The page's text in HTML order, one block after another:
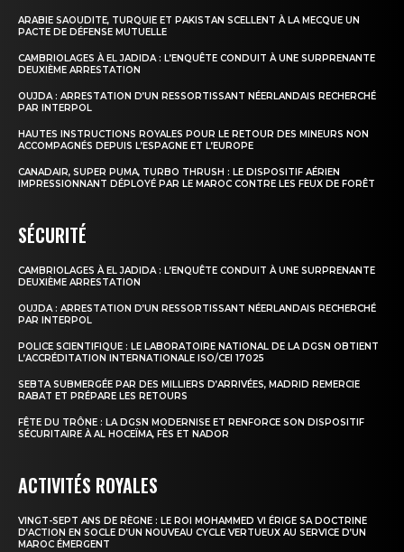
ARABIE SAOUDITE, TURQUIE ET PAKISTAN SCELLENT À LA MECQUE UN
PACTE DE DÉFENSE MUTUELLE
CAMBRIOLAGES À EL JADIDA : L’ENQUÊTE CONDUIT À UNE SURPRENANTE
DEUXIÈME ARRESTATION
OUJDA : ARRESTATION D’UN RESSORTISSANT NÉERLANDAIS RECHERCHÉ
PAR INTERPOL
HAUTES INSTRUCTIONS ROYALES POUR LE RETOUR DES MINEURS NON
ACCOMPAGNÉS DEPUIS L’ESPAGNE ET L’EUROPE
CANADAIR, SUPER PUMA, TURBO THRUSH : LE DISPOSITIF AÉRIEN
IMPRESSIONNANT DÉPLOYÉ PAR LE MAROC CONTRE LES FEUX DE FORÊT
SÉCURITÉ
CAMBRIOLAGES À EL JADIDA : L’ENQUÊTE CONDUIT À UNE SURPRENANTE
DEUXIÈME ARRESTATION
OUJDA : ARRESTATION D’UN RESSORTISSANT NÉERLANDAIS RECHERCHÉ
PAR INTERPOL
POLICE SCIENTIFIQUE : LE LABORATOIRE NATIONAL DE LA DGSN OBTIENT
L’ACCRÉDITATION INTERNATIONALE ISO/CEI 17025
SEBTA SUBMERGÉE PAR DES MILLIERS D’ARRIVÉES, MADRID REMERCIE
RABAT ET PRÉPARE LES RETOURS
FÊTE DU TRÔNE : LA DGSN MODERNISE ET RENFORCE SON DISPOSITIF
SÉCURITAIRE À AL HOCEÏMA, FÈS ET NADOR
ACTIVITÉS ROYALES
VINGT-SEPT ANS DE RÈGNE : LE ROI MOHAMMED VI ÉRIGE SA DOCTRINE
D’ACTION EN SOCLE D’UN NOUVEAU CYCLE VERTUEUX AU SERVICE D’UN
MAROC ÉMERGENT